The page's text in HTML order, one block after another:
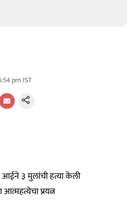
pm IST
३ मुलांची हत्या केली
प्रयत्न